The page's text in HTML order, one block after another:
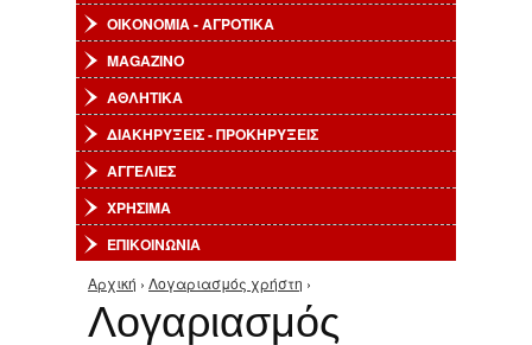
ΟΙΚΟΝΟΜΙΑ - ΑΓΡΟΤΙΚΑ
MAGAZINO
ΑΘΛΗΤΙΚΑ
ΔΙΑΚΗΡΥΞΕΙΣ - ΠΡΟΚΗΡΥΞΕΙΣ
ΑΓΓΕΛΙΕΣ
ΧΡΗΣΙΜΑ
ΕΠΙΚΟΙΝΩΝΙΑ
Είστε εδώ
Αρχική › Λογαριασμός χρήστη ›
Λογαριασμός